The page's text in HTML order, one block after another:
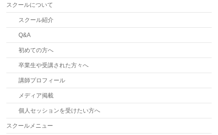
スクールについて
スクール紹介
Q&A
初めての方へ
卒業生や受講された方々へ
講師プロフィール
メディア掲載
個人セッションを受けたい方へ
スクールメニュー